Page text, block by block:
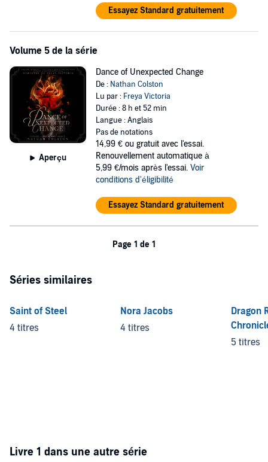
Essayez Standard gratuitement
Volume 5 de la série
Aperçu
Dance of Unexpected Change
De : Nathan Colston
Lu par : Freya Victoria
Durée : 8 h et 52 min
Langue : Anglais
Pas de notations
14,99 € ou gratuit avec l'essai.
Renouvellement automatique à
5,99 €/mois après l'essai. Voir
conditions d'éligibilité
Essayez Standard gratuitement
Page 1 de 1
Séries similaires
Saint of Steel
4 titres
Nora Jacobs
4 titres
Dragon
5 titres
Livre 1 dans une autre série